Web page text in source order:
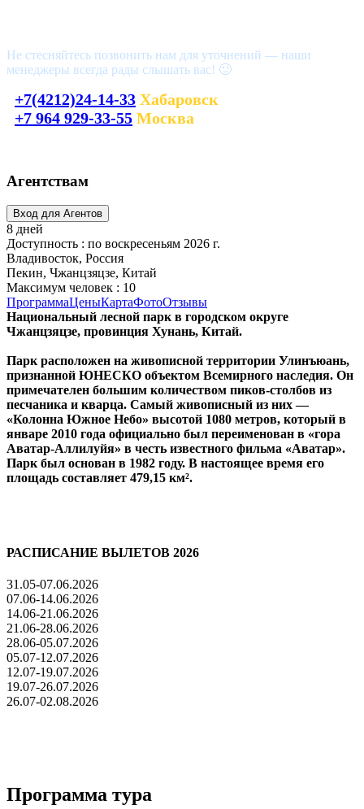
Не стесняйтесь позвонить нам для уточнений — наши
менеджеры всегда рады слышать вас! 🙂
+7(4212)24-14-33 Хабаровск
+7 964 929-33-55 Москва
Агентствам
8 дней
Доступность : по воскресеньям 2026 г.
Владивосток, Россия
Пекин, Чжанцзяцзе, Китай
Максимум человек : 10
ПрограммаЦеныКартаФотоОтзывы
Национальный лесной парк в городском округе
Чжанцзяцзе, провинция Хунань, Китай.
Парк расположен на живописной территории Улинъюань,
признанной ЮНЕСКО объектом Всемирного наследия. Он
примечателен большим количеством пиков-столбов из
песчаника и кварца. Самый живописный из них —
«Колонна Южное Небо» высотой 1080 метров, который в
январе 2010 года официально был переименован в «гора
Аватар-Аллилуйя» в честь известного фильма «Аватар».
Парк был основан в 1982 году. В настоящее время его
площадь составляет 479,15 км².
РАСПИСАНИЕ ВЫЛЕТОВ 2026
31.05-07.06.2026
07.06-14.06.2026
14.06-21.06.2026
21.06-28.06.2026
28.06-05.07.2026
05.07-12.07.2026
12.07-19.07.2026
19.07-26.07.2026
26.07-02.08.2026
Программа тура